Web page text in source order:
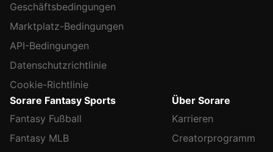
Geschäftsbedingungen
Marktplatz-Bedingungen
API-Bedingungen
Datenschutzrichtlinie
Cookie-Richtlinie
Sorare Fantasy Sports
Fantasy Fußball
Fantasy MLB
Über Sorare
Karrieren
Creatorprogramm